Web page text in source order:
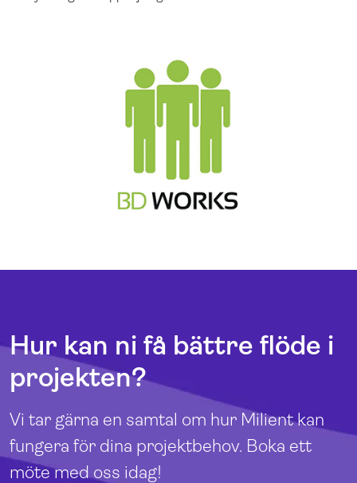
Hur kan ni få bättre flöde i
projekten?
Vi tar gärna en samtal om hur Milient kan
fungera för dina projektbehov. Boka ett
möte med oss idag!